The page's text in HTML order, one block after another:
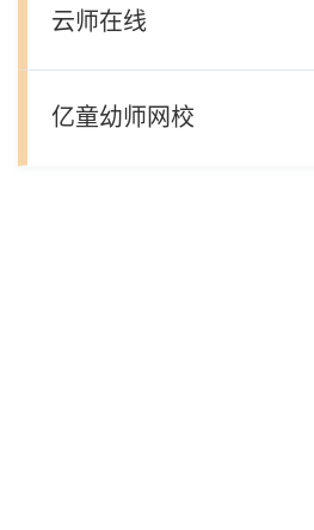
云师在线
亿童幼师网校